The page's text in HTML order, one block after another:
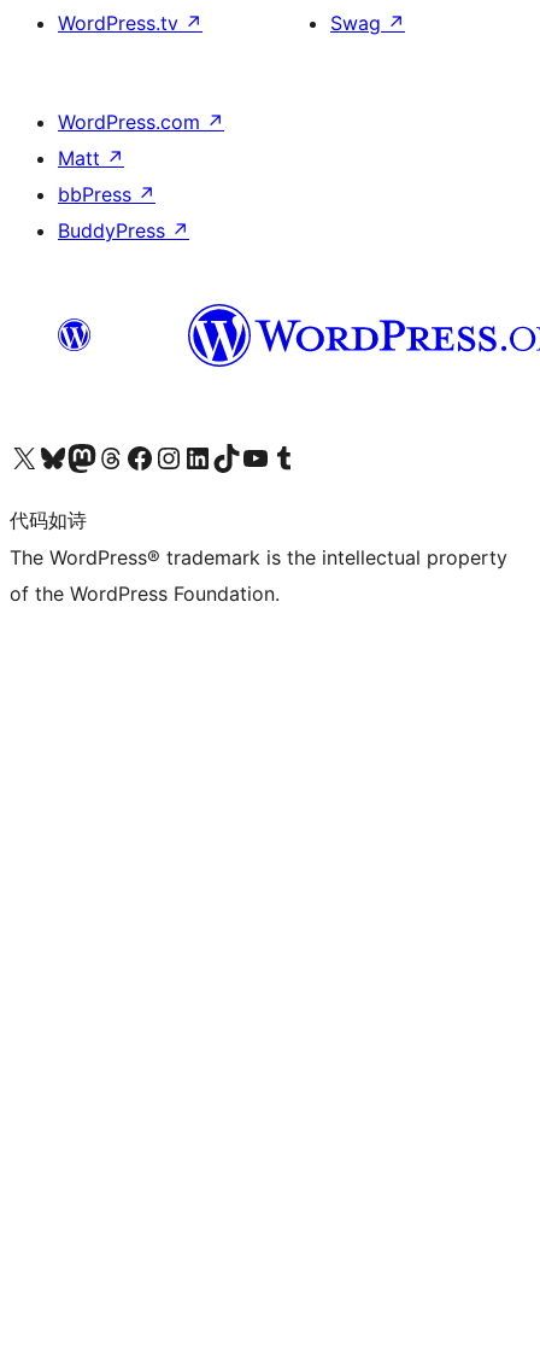
WordPress.tv ↗
Swag ↗
WordPress.com ↗
Matt ↗
bbPress ↗
BuddyPress ↗
关注我们的 X（原 Twitter）账号访问我们的 Bluesky 账号关注我们的 Mastodon 账号访问我们的 Threads 账号 访问我们的 Facebook 公共主页关注我们的 Instagram 账号 关注我们的 LinkedIn 主页访问我们的 TikTok 账号访问我们的 YouTube 频道 访问我们的 Tumblr 账号
代码如诗
The WordPress® trademark is the intellectual property
of the WordPress Foundation.